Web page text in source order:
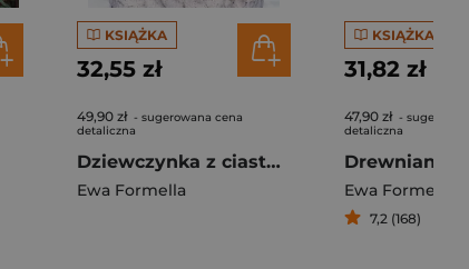
KSIĄŻKA
32,55 zł
49,90 zł - sugerowana cena
detaliczna
Dziewczynka z ciasteczkami wyd. 2025
Ewa Formella
KSIĄŻKA
31,82 zł
47,90 zł -
detaliczna
Drewniany
Ewa Formella
7,2 (168)